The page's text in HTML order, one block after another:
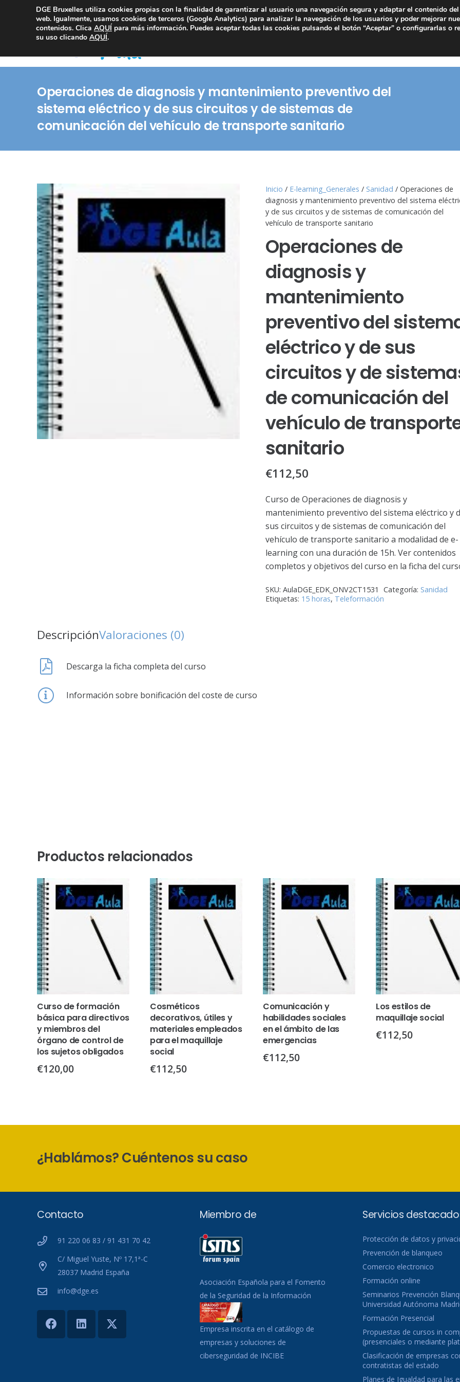
Consultoría Compliance
Operaciones de diagnosis y mantenimiento preventivo del
sistema eléctrico y de sus circuitos y de sistemas de
comunicación del vehículo de transporte sanitario
Inicio / E-learning_Generales / Sanidad / Operaciones de
diagnosis y mantenimiento preventivo del sistema
y de sus circuitos y de sistemas de comunicación del
vehículo de transporte sanitario
Operaciones de
diagnosis y
mantenimiento
preventivo del
eléctrico y de sus
circuitos y de
de comunicación del
vehículo de
sanitario
€112,50
Curso de Operaciones de diagnosis y
mantenimiento preventivo del sistema eléctrico y
sus circuitos y de sistemas de comunicación del
vehículo de transporte sanitario a modalidad de e-
learning con una duración de 15h. Ver contenidos
completos y objetivos del curso en la ficha del
SKU:AulaDGE_EDK_ONV2CT1531 Categoría: Sanidad
Etiquetas: 15 horas, Teleformación
DescripciónValoraciones (0)
Descarga la ficha completa del curso
Información sobre bonificación del coste de curso
Productos relacionados
Curso de formación
básica para directivos
y miembros del
órgano de control de
los sujetos obligados
€120,00
Cosméticos
decorativos, útiles y
materiales empleados
para el maquillaje
social
€112,50
Comunicación y
habilidades sociales
en el ámbito de las
emergencias
€112,50
Los estilos de
maquillaje social
€112,50
¿Hablámos? Cuéntenos su caso
Contacto
91 220 06 83 / 91 431 70 42
C/ Miguel Yuste, Nº 17,1ª-C
28037 Madrid España
info@dge.es
Miembro de
Asociación Española para el Fomento
de la Seguridad de la Información
Empresa inscrita en el catálogo de
empresas y soluciones de
ciberseguridad de INCIBE
Servicios
Protección de datos y
Prevención de blanqueo
Comercio electronico
Formación online
Seminarios Prevención
Universidad Autónoma
Formación Presencial
Propuestas de cursos in
(presenciales o mediante
Clasificación de empresas
contratistas del estado
Planes de Igualdad para las
DGE Bruxelles utiliza cookies propias con la finalidad de garantizar al usuario una navegación segura y adaptar el contenido
web. Igualmente, usamos cookies de terceros (Google Analytics) para analizar la navegación de los usuarios y poder mejorar
contenidos. Clica AQUÍ para más información. Puedes aceptar todas las cookies pulsando el botón “Aceptar” o configurarlas o
su uso clicando AQUÍ.